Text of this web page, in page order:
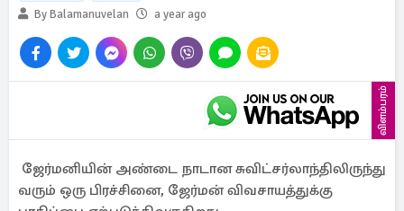
By Balamanuvelan
a year ago
விளம்பரம்
ஜேர்மனியின் அண்டை நாடான சுவிட்சர்லாந்திலிருந்து
வரும் ஒரு பிரச்சினை, ஜேர்மன் விவசாயத்துக்கு